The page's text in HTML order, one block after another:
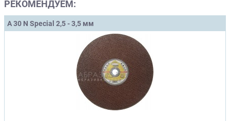
РЕКОМЕНДУЕМ:
A 30 N Special 2,5 - 3,5 мм